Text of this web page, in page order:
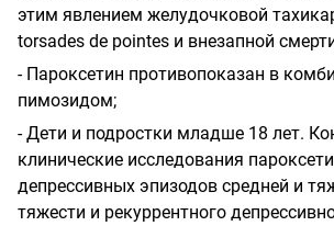
этим явлением желудочковой
torsades de pointes и внезапной
- Пароксетин противопоказан в
пимозидом;
- Дети и подростки младше 18 лет.
клинические исследования
депрессивных эпизодов средней и
тяжести и рекуррентного